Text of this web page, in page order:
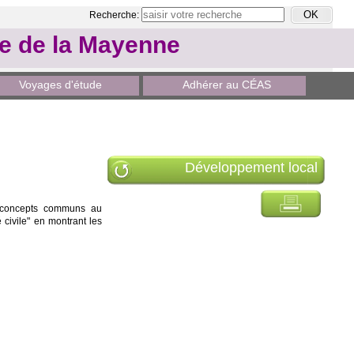
Recherche:
de la Mayenne
Voyages d'étude Adhérer au CÉAS
Développement local
communs au
civile" en montrant les